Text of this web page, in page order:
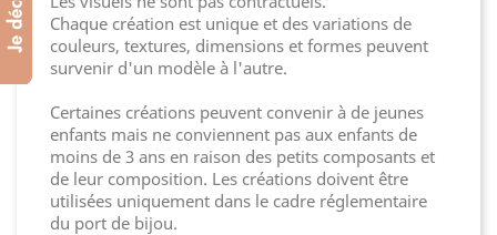
Chaque création est unique et des variations de
couleurs, textures, dimensions et formes peuvent
survenir d'un modèle à l'autre.
Certaines créations peuvent convenir à de jeunes
enfants mais ne conviennent pas aux enfants de
moins de 3 ans en raison des petits composants et
de leur composition. Les créations doivent être
utilisées uniquement dans le cadre réglementaire
du port de bijou.